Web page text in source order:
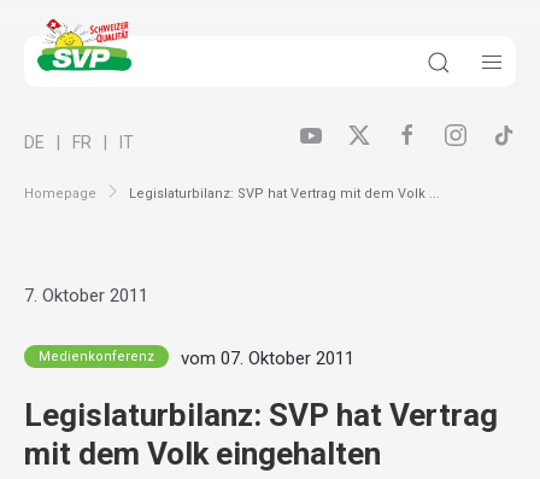
Homepage Legislaturbilanz: SVP hat Vertrag mit dem Volk ...
DE FR IT
7. Oktober 2011
Medienkonferenz vom 07. Oktober 2011
Legislaturbilanz: SVP hat Vertrag
mit dem Volk eingehalten